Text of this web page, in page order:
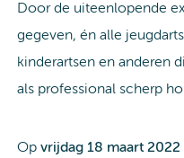
Door de uiteenlopende
gegeven, én alle
kinderartsen en anderen
als professional scherp
Op vrijdag 18 maart 2022